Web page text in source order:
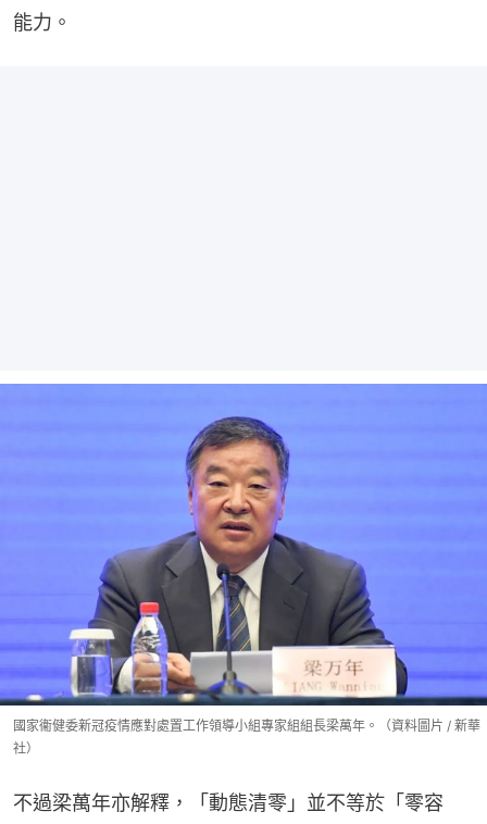
能力。
國家衞健委新冠疫情應對處置工作領導小組專家組組長梁萬年。（資料圖片 / 新華
社）
不過梁萬年亦解釋，「動態清零」並不等於「零容